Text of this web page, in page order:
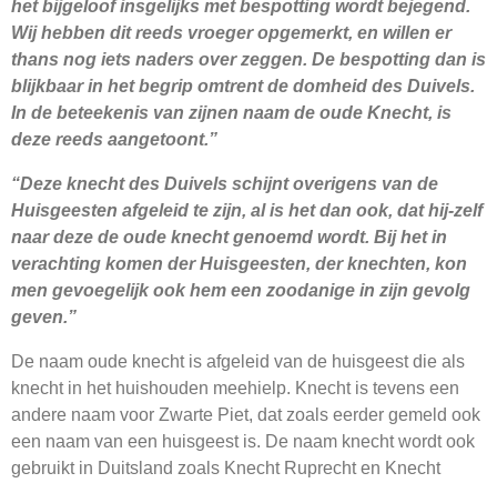
het bijgeloof insgelijks met bespotting wordt bejegend.
Wij hebben dit reeds vroeger opgemerkt, en willen er
thans nog iets naders over zeggen. De bespotting dan is
blijkbaar in het begrip omtrent de domheid des Duivels.
In de beteekenis van zijnen naam de oude Knecht, is
deze reeds aangetoont.”
“Deze knecht des Duivels schijnt overigens van de
Huisgeesten afgeleid te zijn, al is het dan ook, dat hij-zelf
naar deze de oude knecht genoemd wordt. Bij het in
verachting komen der Huisgeesten, der knechten, kon
men gevoegelijk ook hem een zoodanige in zijn gevolg
geven.”
De naam oude knecht is afgeleid van de huisgeest die als
knecht in het huishouden meehielp. Knecht is tevens een
andere naam voor Zwarte Piet, dat zoals eerder gemeld ook
een naam van een huisgeest is. De naam knecht wordt ook
gebruikt in Duitsland zoals Knecht Ruprecht en Knecht